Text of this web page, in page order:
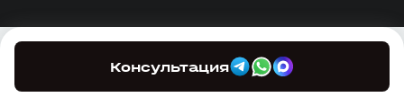
Частые вопросы
Консультация